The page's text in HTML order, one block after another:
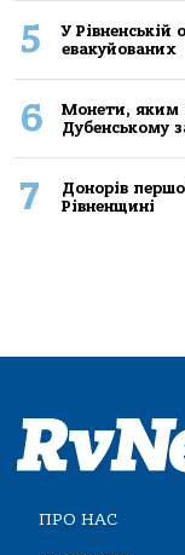
5
У
евакуйованих
6
Монети, яким
Дубенському
7
Донорів
Рівненщині
ПРО НАС